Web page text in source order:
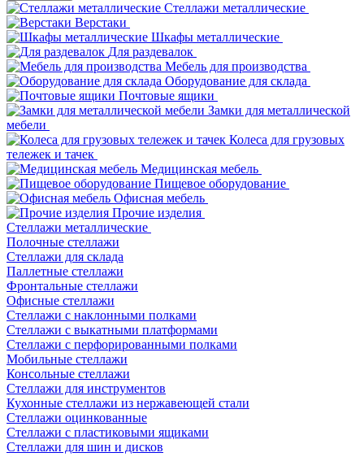
Стеллажи металлические
Верстаки
Шкафы металлические
Для раздевалок
Мебель для производства
Оборудование для склада
Почтовые ящики
Замки для металлической
мебели
Колеса для грузовых
тележек и тачек
Медицинская мебель
Пищевое оборудование
Офисная мебель
Прочие изделия
Стеллажи металлические
Полочные стеллажи
Стеллажи для склада
Паллетные стеллажи
Фронтальные стеллажи
Офисные стеллажи
Стеллажи с наклонными полками
Стеллажи с выкатными платформами
Стеллажи с перфорированными полками
Мобильные стеллажи
Консольные стеллажи
Стеллажи для инструментов
Кухонные стеллажи из нержавеющей стали
Стеллажи оцинкованные
Стеллажи с пластиковыми ящиками
Стеллажи для шин и дисков